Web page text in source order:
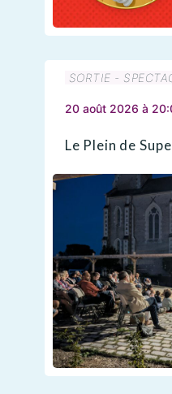
SORTIE -
20 août 2026 à
Le Plein de